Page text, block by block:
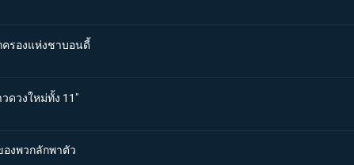
ครองแห่งชาบอนดี้
ดวงใหม่ทั้ง 11"
องพวกลักพาตัว